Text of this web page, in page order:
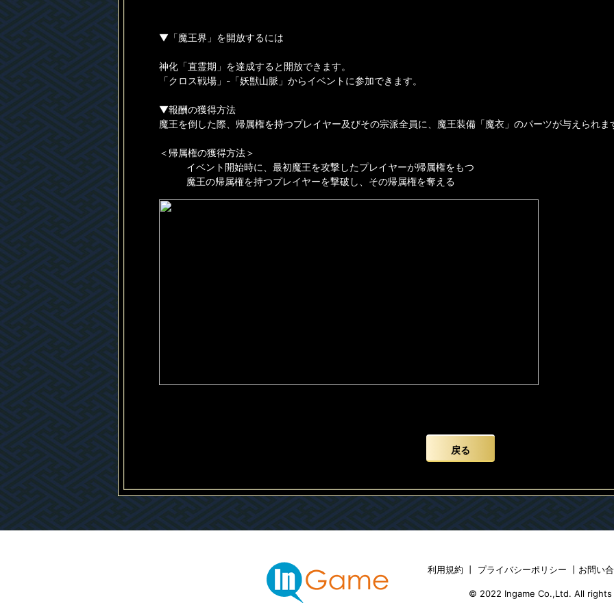
▼「魔王界」を開放するには
神化「直霊期」を達成すると開放できます。
「クロス戦場」-「妖獣山脈」からイベントに参加できます。
▼報酬の獲得方法
魔王を倒した際、帰属権を持つプレイヤー及びその宗派全員に、魔王装備「魔衣」のパーツが与えられま
＜帰属権の獲得方法＞
イベント開始時に、最初魔王を攻撃したプレイヤーが帰属権をもつ
魔王の帰属権を持つプレイヤーを撃破し、その帰属権を奪える
戻る
利用規約 丨 プライバシーポリシー 丨 お問い
© 2022 Ingame Co.,Ltd. All